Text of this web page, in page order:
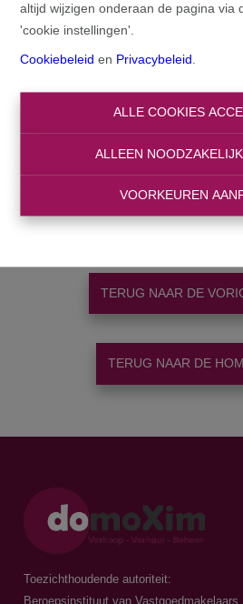
altijd wijzigen onderaan de pagina via
'cookie instellingen'.
Cookiebeleid en Privacybeleid.
ALLE COOKIES
ALLEEN
VOORKEUREN
Hartelijk bedankt voor uw aanvraag! Wij
contact met u
TERUG NAAR DE
TERUG NAAR DE
Toezichthoudende autoriteit:
Beroepsinstituut van